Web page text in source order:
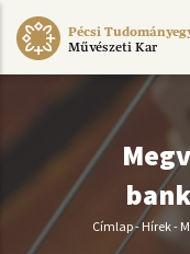
Ugrás
Pécsi
Művészeti Kar
Címlap-Hírek-